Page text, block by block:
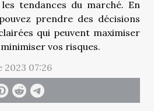
tendances du marché. En
prendre des décisions
qui peuvent maximiser
vos risques.
07:26